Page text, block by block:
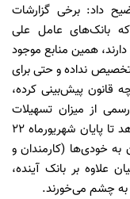
داد: برخی گزارشات
که بانک‌های عامل علی
همین منابع موجود
تخصیص نداده و حتی برای
قانون پیش‌بینی کرده،
از میزان تسهیلات
پرداختی بانک‌ها به اشخاص مرتبط نشان می‌دهد تا پایان شهریورماه ۲۲
میلیارد تومان به خودی‌ها (کارمندان و
علاوه بر بانک آینده،
به چشم می‌خورند.